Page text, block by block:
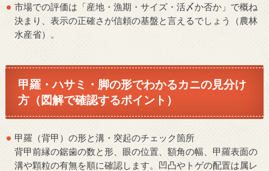
市場での評価は「産地・漁期・サイズ・活〆か否か」で概ね
決まり、表示の正確さが信頼の基盤と言えるでしょう（農林
水産省）。
甲羅・ハサミ・脚の形でわかるカニの見分け
方（図解で確認するポイント）
甲羅（背甲）の形と溝・突起のチェック箇所
背甲前縁の鋸歯の数と形、眼の位置、額角の幅、甲羅表面の
溝や顆粒の有無を順に確認します。凹凸やトゲの配置は属レ